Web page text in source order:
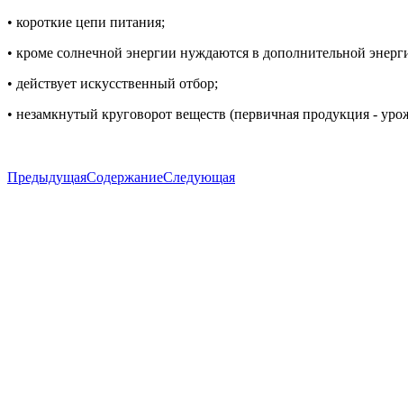
• короткие цепи питания;
• кроме солнечной энергии нуждаются в дополнительной
• действует искусственный отбор;
• незамкнутый круговорот веществ (первичная продукция -
ПредыдущаяСодержаниеСледующая